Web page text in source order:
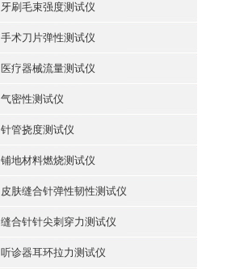
牙刷毛束强度测试仪
手术刀片弹性测试仪
医疗器械流量测试仪
气密性测试仪
针管挠度测试仪
铺地材料燃烧测试仪
皮肤缝合针弹性韧性测试仪
缝合针针尖刺穿力测试仪
听诊器耳环拉力测试仪